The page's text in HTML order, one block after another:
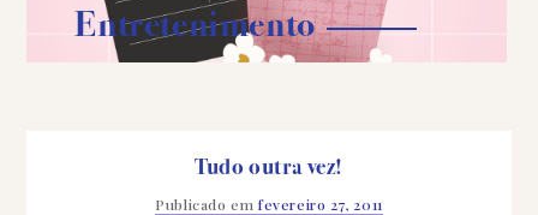
Entretenimento
Tudo outra vez!
Publicado em fevereiro 27, 2011